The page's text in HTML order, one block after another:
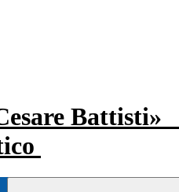
Battisti»